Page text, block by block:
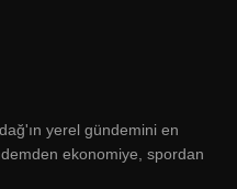
yerel gündemini en
ekonomiye, spordan